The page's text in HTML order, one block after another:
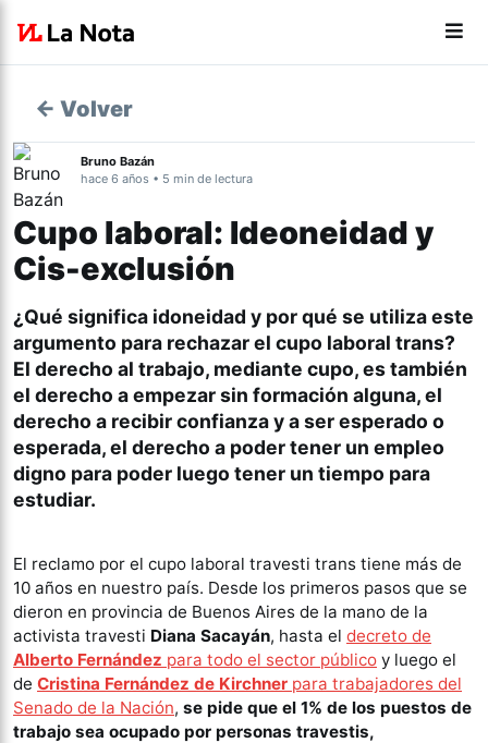
← Volver
Bruno Bazán
hace 6 años • 5 min de lectura
Cupo laboral: Ideoneidad y
Cis-exclusión
¿Qué significa idoneidad y por qué se utiliza este
argumento para rechazar el cupo laboral trans?
El derecho al trabajo, mediante cupo, es también
el derecho a empezar sin formación alguna, el
derecho a recibir confianza y a ser esperado o
esperada, el derecho a poder tener un empleo
digno para poder luego tener un tiempo para
estudiar.
El reclamo por el cupo laboral travesti trans tiene más de
10 años en nuestro país. Desde los primeros pasos que se
dieron en provincia de Buenos Aires de la mano de la
activista travesti Diana Sacayán, hasta el decreto de
Alberto Fernández para todo el sector público y luego el
de Cristina Fernández de Kirchner para trabajadores del
Senado de la Nación, se pide que el 1% de los puestos de
trabajo sea ocupado por personas travestis,